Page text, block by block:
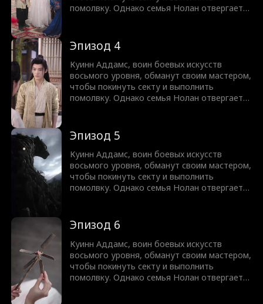
помолвку. Однако семья Нолан отвергает
любимой дочери Хлои. Пока семья Нолан
унижает его и пытается разорвать
помолвку, они не подозревают, что этот
"слабый" неудачник на самом деле мастер
меча, скрывающий свою истинную силу.
Эпизод 4
Куинн Аддамс, воин боевых искусств
восьмого уровня, обманут своим мастером,
чтобы покинуть секту и выполнить
помолвку. Однако семья Нолан отвергает
любимой дочери Хлои. Пока семья Нолан
унижает его и пытается разорвать
помолвку, они не подозревают, что этот
"слабый" неудачник на самом деле мастер
меча, скрывающий свою истинную силу.
Эпизод 5
Куинн Аддамс, воин боевых искусств
восьмого уровня, обманут своим мастером,
чтобы покинуть секту и выполнить
помолвку. Однако семья Нолан отвергает
любимой дочери Хлои. Пока семья Нолан
унижает его и пытается разорвать
помолвку, они не подозревают, что этот
"слабый" неудачник на самом деле мастер
меча, скрывающий свою истинную силу.
Эпизод 6
Куинн Аддамс, воин боевых искусств
восьмого уровня, обманут своим мастером,
чтобы покинуть секту и выполнить
помолвку. Однако семья Нолан отвергает